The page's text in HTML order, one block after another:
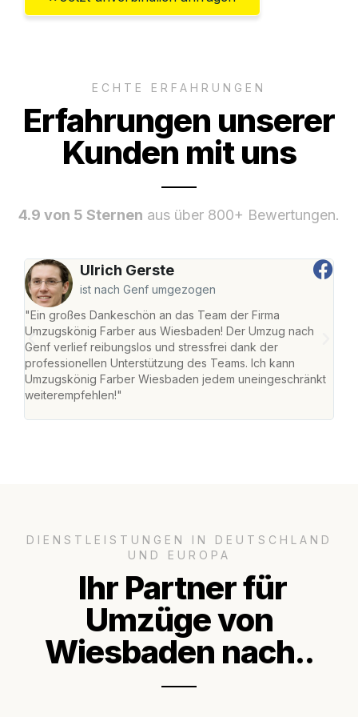
ECHTE ERFAHRUNGEN
Erfahrungen unserer
Kunden mit uns
4.9 von 5 Sternen aus über 800+ Bewertungen.
Ulrich Gerste
ist nach Genf umgezogen
"Ein großes Dankeschön an das Team der Firma
Umzugskönig Farber aus Wiesbaden! Der Umzug nach
Genf verlief reibungslos und stressfrei dank der
professionellen Unterstützung des Teams. Ich kann
Umzugskönig Farber Wiesbaden jedem uneingeschränkt
weiterempfehlen!"
DIENSTLEISTUNGEN IN DEUTSCHLAND
UND EUROPA
Ihr Partner für
Umzüge von
Wiesbaden nach..